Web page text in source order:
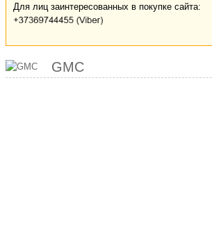
Для лиц заинтересованных в покупке сайта:
GMC